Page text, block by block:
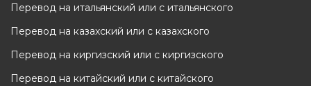
Перевод на итальянский или с итальянского
Перевод на казахский или с казахского
Перевод на киргизский или с киргизского
Перевод на китайский или с китайского